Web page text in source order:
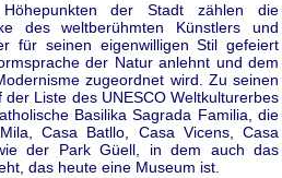
der Stadt zählen die
des weltberühmten Künstlers und
für seinen eigenwilligen Stil gefeiert
der Natur anlehnt und dem
zugeordnet wird. Zu seinen
Liste des UNESCO Weltkulturerbes
Basilika Sagrada Familia, die
Casa Batllo, Casa Vicens, Casa
der Park Güell, in dem auch das
das heute eine Museum ist.